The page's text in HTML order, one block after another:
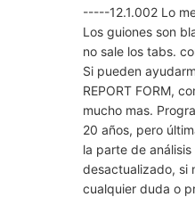
-----12.1.002 Lo
Los guiones son
no sale los tabs.
Si pueden
REPORT FORM,
mucho mas.
20 años, pero
la parte de
desactualizado, si
cualquier duda o